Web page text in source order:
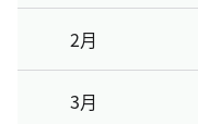
2月
3月